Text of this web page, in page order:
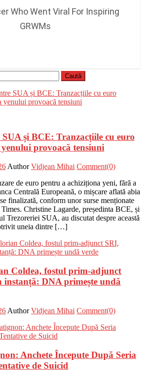
și BCE: Tranzacțiile cu euro
provoacă tensiuni
Author Vidjean Mihai Comment(0)
de euro pentru a achiziționa yeni, fără a
Centrală Europeană, o mișcare aflată abia
finalizată, conform unor surse menționate
Christine Lagarde, președinta BCE, și
Trezoreriei SUA, au discutat despre această
uneia dintre […]
Coldea, fostul prim-adjunct
instanță: DNA primește undă
Author Vidjean Mihai Comment(0)
Anchete Începute După Seria
de Suicid